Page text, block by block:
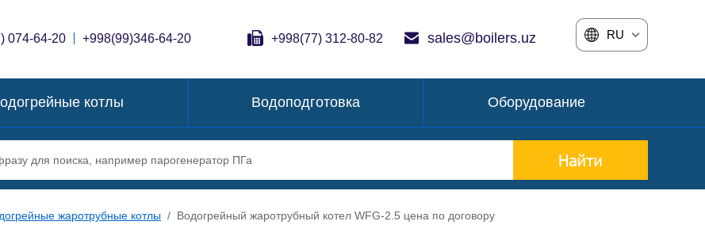
074-64-20 +998(99)346-64-20 +998(77) 312-80-82 sales@boilers.uz RU
котлы Водоподготовка Оборудование
жаротрубные котлы / Водогрейный жаротрубный котел WFG-2.5 цена по договору